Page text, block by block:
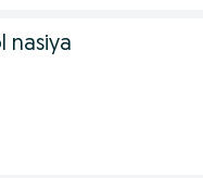
nasiya